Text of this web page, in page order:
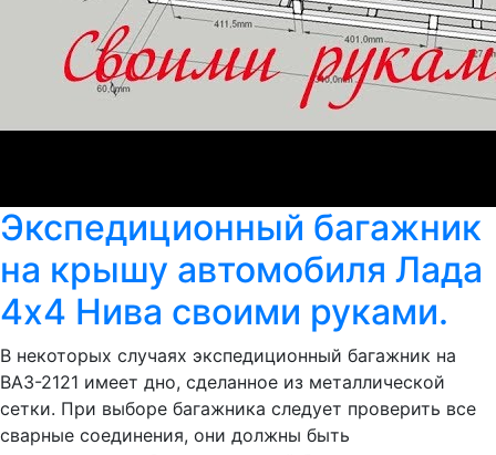
Экспедиционный багажник
на крышу автомобиля Лада
4х4 Нива своими руками.
В некоторых случаях экспедиционный багажник на
ВАЗ-2121 имеет дно, сделанное из металлической
сетки. При выборе багажника следует проверить все
сварные соединения, они должны быть